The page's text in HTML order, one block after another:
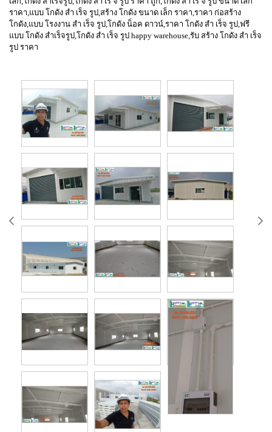
ราคา,แบบ โกดัง สํา เร็จ รูป,สร้าง โกดัง ขนาด เล็ก ราคา,ราคา ก่อสร้าง
โกดัง,แบบ โรงงาน สํา เร็จ รูป,โกดัง น็อค ดาวน์,ราคา โกดัง สํา เร็จ รูป,ฟรี
แบบ โกดัง สำเร็จรูป,โกดัง สํา เร็จ รูป happy warehouse,รับ สร้าง โกดัง สํา เร็จ
รูป ราคา